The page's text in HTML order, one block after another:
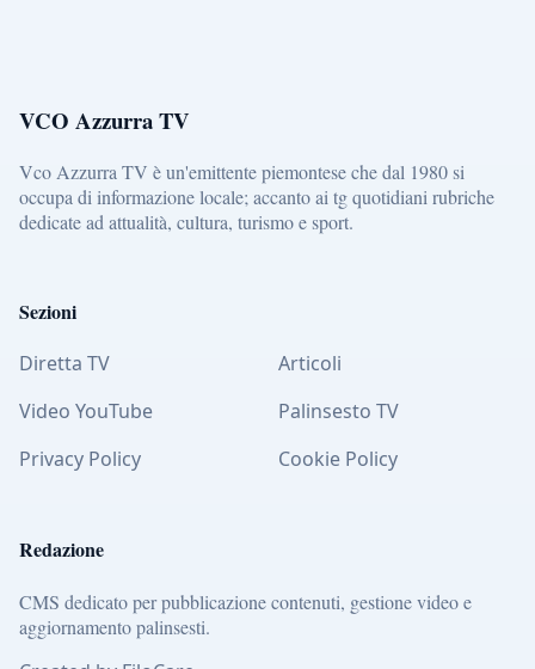
VCO Azzurra TV
Vco Azzurra TV è un'emittente piemontese che dal 1980 si
occupa di informazione locale; accanto ai tg quotidiani rubriche
dedicate ad attualità, cultura, turismo e sport.
Sezioni
Diretta TV
Articoli
Video YouTube
Palinsesto TV
Privacy Policy
Cookie Policy
Redazione
CMS dedicato per pubblicazione contenuti, gestione video e
aggiornamento palinsesti.